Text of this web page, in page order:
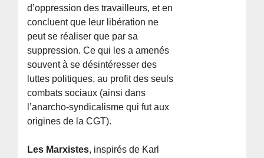
d’oppression des travailleurs, et en
concluent que leur libération ne
peut se réaliser que par sa
suppression. Ce qui les a amenés
souvent à se désintéresser des
luttes politiques, au profit des seuls
combats sociaux (ainsi dans
l’anarcho-syndicalisme qui fut aux
origines de la CGT).
Les Marxistes, inspirés de Karl